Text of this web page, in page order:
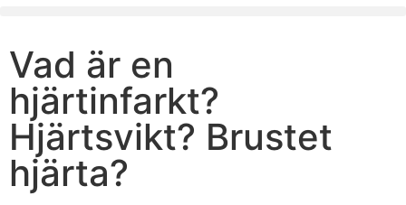
Vad är en
hjärtinfarkt?
Hjärtsvikt? Brustet
hjärta?